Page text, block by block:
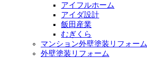
アイフルホーム
アイダ設計
飯田産業
むぎくら
マンション外壁塗装リフォーム
外壁塗装リフォーム